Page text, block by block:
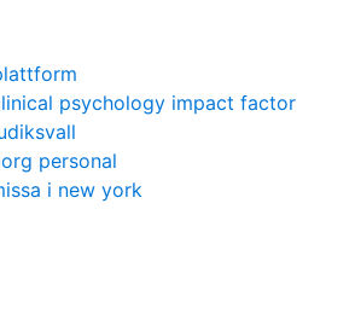
psychology impact factor
personal
i new york